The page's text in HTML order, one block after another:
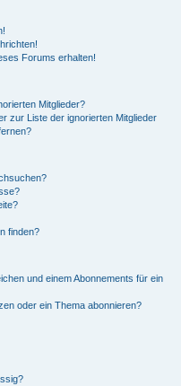
Forums erhalten!
Mitglieder?
zur Liste der ignorierten Mitglieder
finden?
und einem Abonnements für ein
oder ein Thema abonnieren?